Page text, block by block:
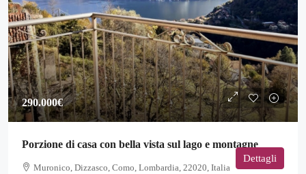
290.000€
Porzione di casa con bella vista sul lago e montagne
Muronico, Dizzasco, Como, Lombardia, 22020, Italia
Dettagli